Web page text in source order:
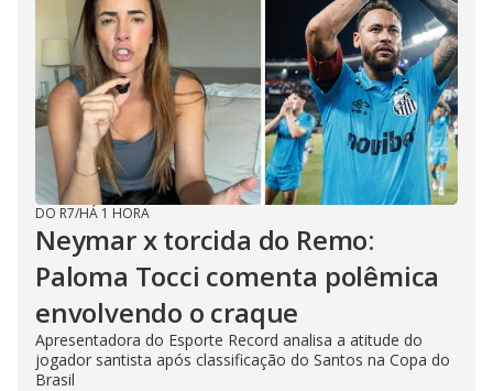
DO R7/HÁ 1 HORA
Neymar x torcida do Remo:
Paloma Tocci comenta polêmica
envolvendo o craque
Apresentadora do Esporte Record analisa a atitude do
jogador santista após classificação do Santos na Copa do
Brasil